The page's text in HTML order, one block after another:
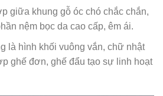
giữa khung gỗ óc chó chắc chắn,
nệm bọc da cao cấp, êm ái.
là hình khối vuông vắn, chữ nhật
ghế đơn, ghế đẩu tạo sự linh hoạt